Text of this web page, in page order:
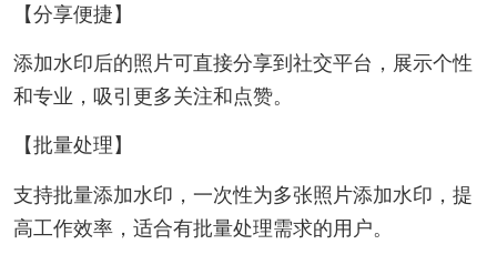
【分享便捷】
添加水印后的照片可直接分享到社交平台，展示个性
和专业，吸引更多关注和点赞。
【批量处理】
支持批量添加水印，一次性为多张照片添加水印，提
高工作效率，适合有批量处理需求的用户。